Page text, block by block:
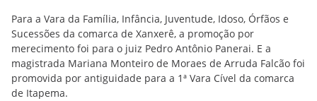
Para a Vara da Família, Infância, Juventude, Idoso, Órfãos e
Sucessões da comarca de Xanxerê, a promoção por
merecimento foi para o juiz Pedro Antônio Panerai. E a
magistrada Mariana Monteiro de Moraes de Arruda Falcão foi
promovida por antiguidade para a 1ª Vara Cível da comarca
de Itapema.